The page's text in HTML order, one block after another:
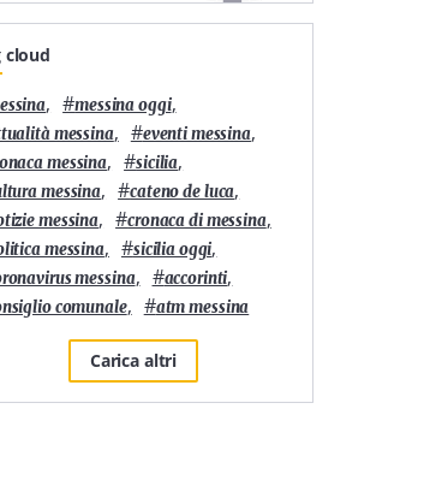
a Messina
cloud
, #messina oggi,
messina, #eventi messina,
messina, #sicilia,
messina, #cateno de luca,
messina, #cronaca di messina,
messina, #sicilia oggi,
messina, #accorinti,
comunale, #atm messina
Carica altri